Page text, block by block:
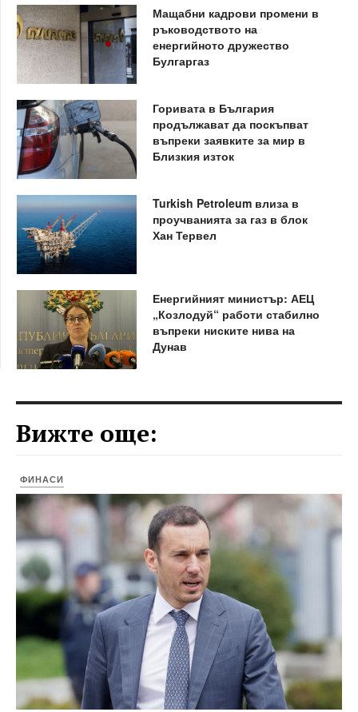
Мащабни кадрови промени в
ръководството на
енергийното дружество
Булгаргаз
Горивата в България
продължават да поскъпват
въпреки заявките за мир в
Близкия изток
Turkish Petroleum влиза в
проучванията за газ в блок
Хан Тервел
Енергийният министър: АЕЦ
„Козлодуй“ работи стабилно
въпреки ниските нива на
Дунав
Вижте още:
ФИНАСИ